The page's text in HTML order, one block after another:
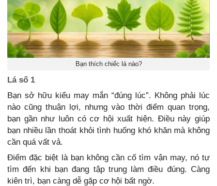
Bạn thích chiếc lá nào?
Lá số 1
Bạn sở hữu kiểu may mắn “đúng lúc”. Không phải lúc
nào cũng thuận lợi, nhưng vào thời điểm quan trọng,
bạn gần như luôn có cơ hội xuất hiện. Điều này giúp
bạn nhiều lần thoát khỏi tình huống khó khăn mà không
cần quá vất vả.
Điểm đặc biệt là bạn không cần cố tìm vận may, nó tự
tìm đến khi bạn đang tập trung làm điều đúng. Càng
kiên trì, bạn càng dễ gặp cơ hội bất ngờ.